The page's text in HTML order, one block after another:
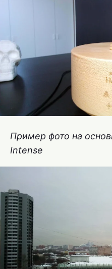
Пример фото на
Intense